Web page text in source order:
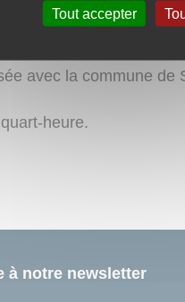
de déposer vos
avec la commune
heure.
à notre newsletter
Tout accepter